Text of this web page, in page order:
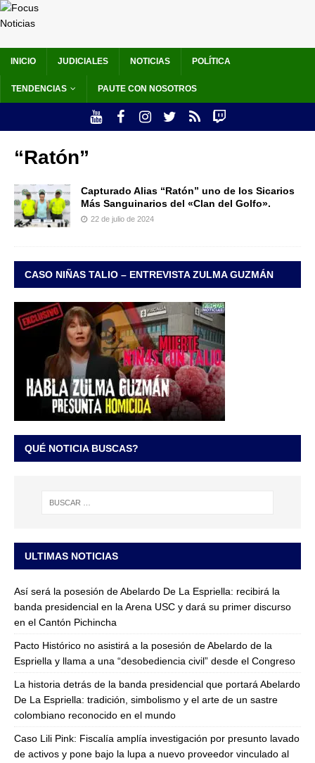
INICIO JUDICIALES NOTICIAS POLÍTICA
TENDENCIAS PAUTE CON NOSOTROS
“Ratón”
Capturado Alias “Ratón” uno de los Sicarios
Más Sanguinarios del «Clan del Golfo».
22 de julio de 2024
CASO NIÑAS TALIO – ENTREVISTA ZULMA GUZMÁN
QUÉ NOTICIA BUSCAS?
ULTIMAS NOTICIAS
Así será la posesión de Abelardo De La Espriella: recibirá la
banda presidencial en la Arena USC y dará su primer discurso
en el Cantón Pichincha
Pacto Histórico no asistirá a la posesión de Abelardo de la
Espriella y llama a una “desobediencia civil” desde el Congreso
La historia detrás de la banda presidencial que portará Abelardo
De La Espriella: tradición, simbolismo y el arte de un sastre
colombiano reconocido en el mundo
Caso Lili Pink: Fiscalía amplía investigación por presunto lavado
de activos y pone bajo la lupa a nuevo proveedor vinculado al